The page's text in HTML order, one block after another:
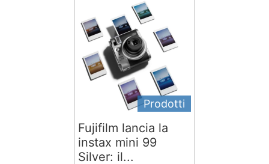
Prodotti
Fujifilm lancia la
instax mini 99
Silver: il...